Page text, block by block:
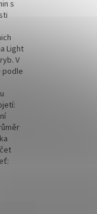
s
Light
V
podle